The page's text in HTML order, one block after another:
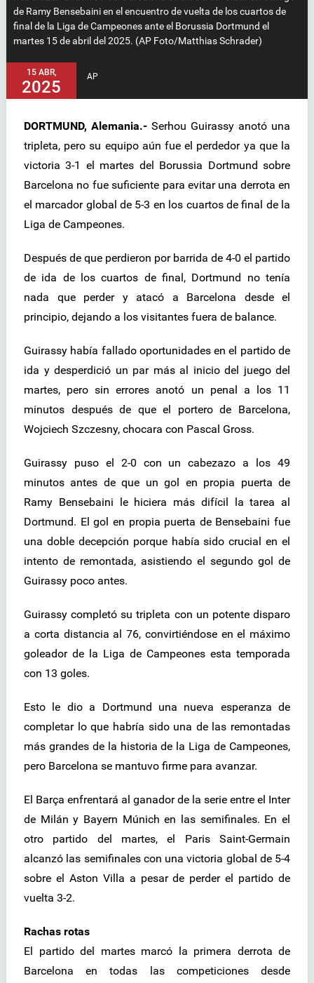
de Ramy Bensebaini en el encuentro de vuelta de los cuartos de
final de la Liga de Campeones ante el Borussia Dortmund el
martes 15 de abril del 2025. (AP Foto/Matthias Schrader)
15 ABR,
2025
AP
DORTMUND, Alemania.- Serhou Guirassy anotó una
tripleta, pero su equipo aún fue el perdedor ya que la
victoria 3-1 el martes del Borussia Dortmund sobre
Barcelona no fue suficiente para evitar una derrota en
el marcador global de 5-3 en los cuartos de final de la
Liga de Campeones.
Después de que perdieron por barrida de 4-0 el partido
de ida de los cuartos de final, Dortmund no tenía
nada que perder y atacó a Barcelona desde el
principio, dejando a los visitantes fuera de balance.
Guirassy había fallado oportunidades en el partido de
ida y desperdició un par más al inicio del juego del
martes, pero sin errores anotó un penal a los 11
minutos después de que el portero de Barcelona,
Wojciech Szczesny, chocara con Pascal Gross.
Guirassy puso el 2-0 con un cabezazo a los 49
minutos antes de que un gol en propia puerta de
Ramy Bensebaini le hiciera más difícil la tarea al
Dortmund. El gol en propia puerta de Bensebaini fue
una doble decepción porque había sido crucial en el
intento de remontada, asistiendo el segundo gol de
Guirassy poco antes.
Guirassy completó su tripleta con un potente disparo
a corta distancia al 76, convirtiéndose en el máximo
goleador de la Liga de Campeones esta temporada
con 13 goles.
Esto le dio a Dortmund una nueva esperanza de
completar lo que habría sido una de las remontadas
más grandes de la historia de la Liga de Campeones,
pero Barcelona se mantuvo firme para avanzar.
El Barça enfrentará al ganador de la serie entre el Inter
de Milán y Bayern Múnich en las semifinales. En el
otro partido del martes, el Paris Saint-Germain
alcanzó las semifinales con una victoria global de 5-4
sobre el Aston Villa a pesar de perder el partido de
vuelta 3-2.
Rachas rotas
El partido del martes marcó la primera derrota de
Barcelona en todas las competiciones desde